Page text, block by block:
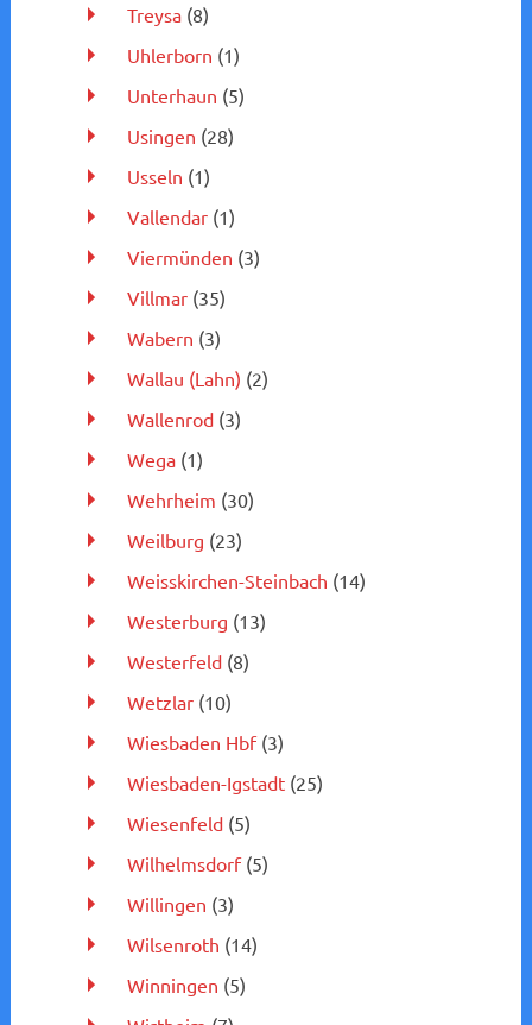
Treysa(8)
Uhlerborn (1)
Unterhaun (5)
Usingen (28)
Usseln (1)
Vallendar(1)
Viermünden (3)
Villmar(35)
Wabern (3)
Wallau (Lahn) (2)
Wallenrod(3)
Wega(1)
Wehrheim (30)
Weilburg (23)
Weisskirchen-Steinbach (14)
Westerburg (13)
Westerfeld(8)
Wetzlar(10)
Wiesbaden Hbf(3)
Wiesbaden-Igstadt(25)
Wiesenfeld(5)
Wilhelmsdorf(5)
Willingen (3)
Wilsenroth (14)
Winningen (5)